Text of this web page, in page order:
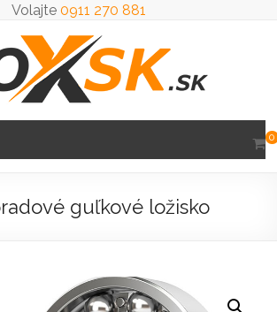
Volajte 0911 270 881
0
guľkové ložisko